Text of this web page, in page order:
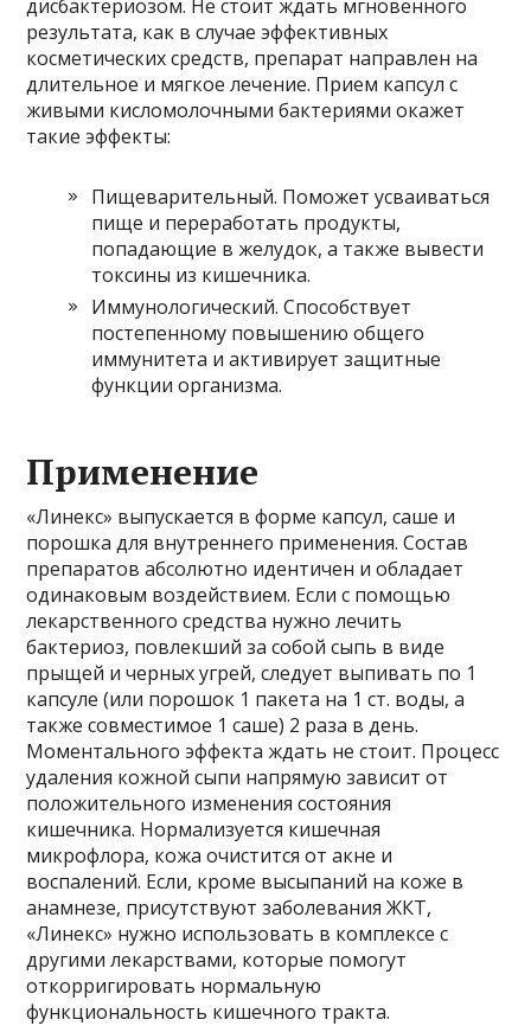
дисбактериозом. Не стоит ждать мгновенного
результата, как в случае эффективных
косметических средств, препарат направлен на
длительное и мягкое лечение. Прием капсул с
живыми кисломолочными бактериями окажет
такие эффекты:
Пищеварительный. Поможет усваиваться
пище и переработать продукты,
попадающие в желудок, а также вывести
токсины из кишечника.
Иммунологический. Способствует
постепенному повышению общего
иммунитета и активирует защитные
функции организма.
Применение
«Линекс» выпускается в форме капсул, саше и
порошка для внутреннего применения. Состав
препаратов абсолютно идентичен и обладает
одинаковым воздействием. Если с помощью
лекарственного средства нужно лечить
бактериоз, повлекший за собой сыпь в виде
прыщей и черных угрей, следует выпивать по 1
капсуле (или порошок 1 пакета на 1 ст. воды, а
также совместимое 1 саше) 2 раза в день.
Моментального эффекта ждать не стоит. Процесс
удаления кожной сыпи напрямую зависит от
положительного изменения состояния
кишечника. Нормализуется кишечная
микрофлора, кожа очистится от акне и
воспалений. Если, кроме высыпаний на коже в
анамнезе, присутствуют заболевания ЖКТ,
«Линекс» нужно использовать в комплексе с
другими лекарствами, которые помогут
откорригировать нормальную
функциональность кишечного тракта.